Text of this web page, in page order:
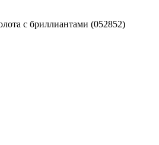
с бриллиантами (052852)